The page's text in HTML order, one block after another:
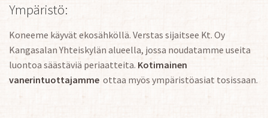
Ympäristö:
Koneeme käyvät ekosähköllä. Verstas sijaitsee Kt. Oy
Kangasalan Yhteiskylän alueella, jossa noudatamme useita
luontoa säästäviä periaatteita. Kotimainen
vanerintuottajamme ottaa myös ympäristöasiat tosissaan.